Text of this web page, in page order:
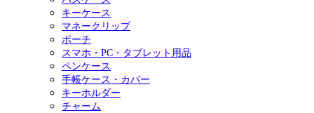
キーケース
マネークリップ
ポーチ
スマホ・PC・タブレット用品
ペンケース
手帳ケース・カバー
キーホルダー
チャーム